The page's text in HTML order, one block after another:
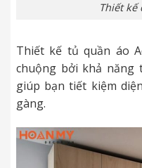
Thiết kế
Thiết kế tủ quần áo
chuộng bởi khả năng
giúp bạn tiết kiệm
gàng.